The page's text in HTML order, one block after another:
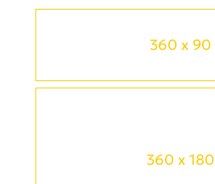
360 x 90
360 x 180